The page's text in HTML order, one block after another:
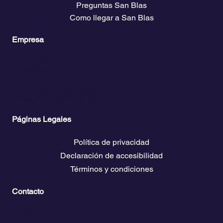
Preguntas San Blas
Como llegar a San Blas
Empresa
Páginas Legales
Política de privacidad
Declaración de accesibilidad
Términos y condiciones
Contacto